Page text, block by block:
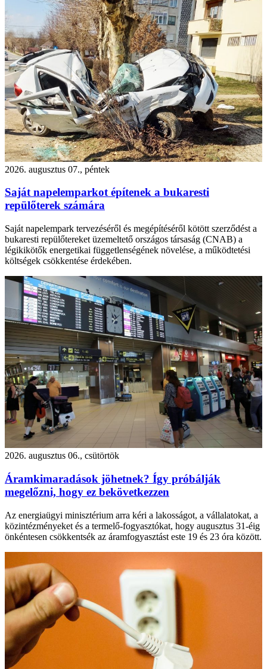
2026. augusztus 07., péntek
Saját napelemparkot építenek a bukaresti
repülőterek számára
Saját napelempark tervezéséről és megépítéséről kötött szerződést a
bukaresti repülőtereket üzemeltető országos társaság (CNAB) a
légikikötők energetikai függetlenségének növelése, a működtetési
költségek csökkentése érdekében.
2026. augusztus 06., csütörtök
Áramkimaradások jöhetnek? Így próbálják
megelőzni, hogy ez bekövetkezzen
Az energiaügyi minisztérium arra kéri a lakosságot, a vállalatokat, a
közintézményeket és a termelő-fogyasztókat, hogy augusztus 31-éig
önkéntesen csökkentsék az áramfogyasztást este 19 és 23 óra között.